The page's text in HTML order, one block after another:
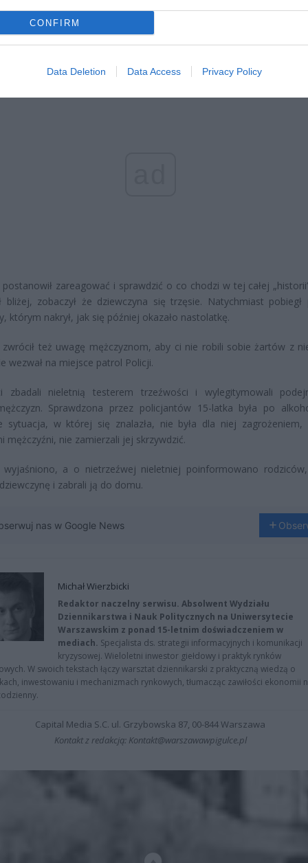
CONFIRM
Data Deletion Data Access Privacy Policy
3600 zł miesięcznie zamiast 800+. Nowa propozycja dla
dzieci do 3. roku życia
2026 19:29
zareagować i sprawdzić o co chodzi w tej całej
bliżej, zobaczył że dziewczyna się trzęsie. Natychmiast
którym nakrył, jak się później okazało nastolatkę.
zwrócił też uwagę mężczyznom, aby ci nie robili sobie żartów z
wezwał na miejsce patrol Policji.
zbadali nieletnią testerem trzeźwości i wylegitymowali
Sprawdzona przez policjantów 15-latka była po
sytuacja, w której się znalazła, nie była dla niej
mężczyźni, nie zamierzali jej skrzywdzić.
wyjaśniono, a o nietrzeźwej nieletniej poinformowano
i zabrali ją do domu.
nas w Google News
Michał Wierzbicki
Redaktor naczelny serwisu. Absolwent Wydziału
Dziennikarstwa i Nauk Politycznych na Uniwersytecie
Warszawskim z ponad 15-letnim doświadczeniem w
mediach. Specjalista ds. strategii informacyjnych i komunikacji
kryzysowej. Wieloletni inwestor giełdowy i praktyk rynków
W swoich tekstach łączy warsztat dziennikarski z praktyczną wiedzą o
inwestowaniu i mechanizmach rynkowych, tłumacząc zawiłości ekonomii
Capital Media S.C. ul. Grzybowska 87, 00-844 Warszawa
Kontakt z redakcją: Kontakt@warszawawpigulce.pl